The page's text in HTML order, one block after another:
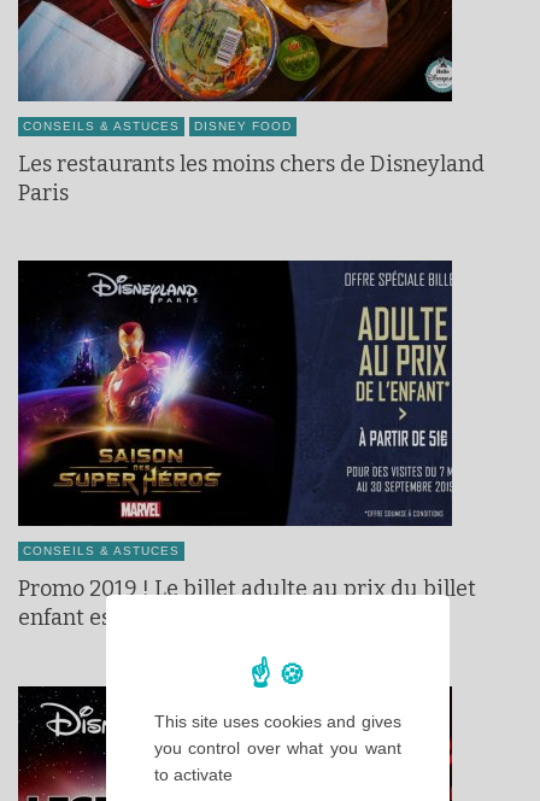
CONSEILS & ASTUCES DISNEY FOOD
Les restaurants les moins chers de Disneyland
Paris
CONSEILS & ASTUCES
Promo 2019 ! Le billet adulte au prix du billet
enfant est de retour !
This site uses cookies and gives
you control over what you want
to activate